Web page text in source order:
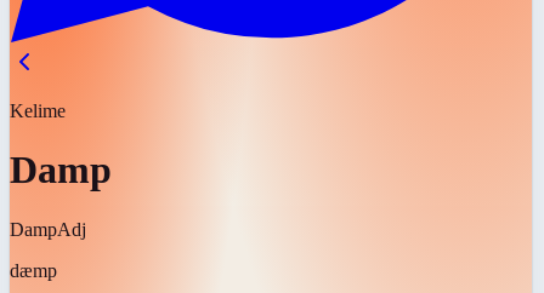
Kelime
Damp
DampAdj
dæmp